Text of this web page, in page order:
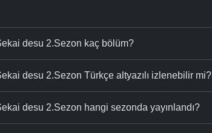
desu 2.Sezon kaç bölüm?
desu 2.Sezon Türkçe altyazılı izlenebilir mi?
desu 2.Sezon hangi sezonda yayınlandı?